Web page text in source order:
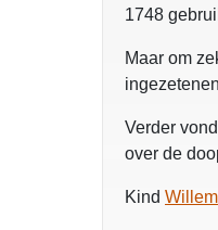
1748
Maar om
Verder
over de
Kind Willem